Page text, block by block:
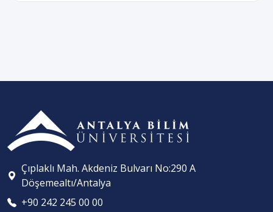
Çıplaklı Mah. Akdeniz Bulvarı No:290 A
Döşemealtı/Antalya
+90 242 245 00 00